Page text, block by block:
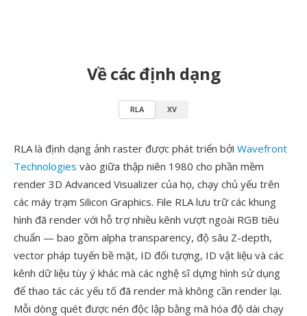
Về các định dạng
RLA XV
RLA là định dạng ảnh raster được phát triển bởi Wavefront
Technologies vào giữa thập niên 1980 cho phần mềm
render 3D Advanced Visualizer của họ, chạy chủ yếu trên
các máy trạm Silicon Graphics. File RLA lưu trữ các khung
hình đã render với hỗ trợ nhiều kênh vượt ngoài RGB tiêu
chuẩn — bao gồm alpha transparency, độ sâu Z-depth,
vector pháp tuyến bề mặt, ID đối tượng, ID vật liệu và các
kênh dữ liệu tùy ý khác mà các nghệ sĩ dựng hình sử dụng
để thao tác các yếu tố đã render mà không cần render lại.
Mỗi dòng quét được nén độc lập bằng mã hóa độ dài chạy